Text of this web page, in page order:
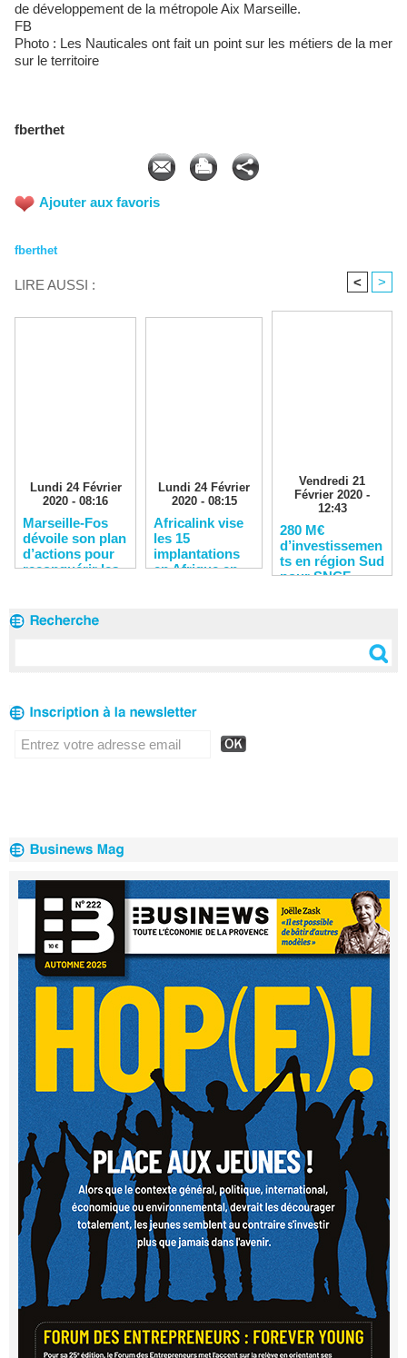
de développement de la métropole Aix Marseille.
FB
Photo : Les Nauticales ont fait un point sur les métiers de la mer
sur le territoire
fberthet
Ajouter aux favoris
fberthet
LIRE AUSSI : < >
Lundi 24 Février
2020 - 08:16
Marseille-Fos
dévoile son plan
d’actions pour
reconquérir les
Lundi 24 Février
2020 - 08:15
Africalink vise
les 15
implantations
en Afrique en
Vendredi 21
Février 2020 -
12:43
280 M€
d’investissemen
ts en région Sud
pour SNCF